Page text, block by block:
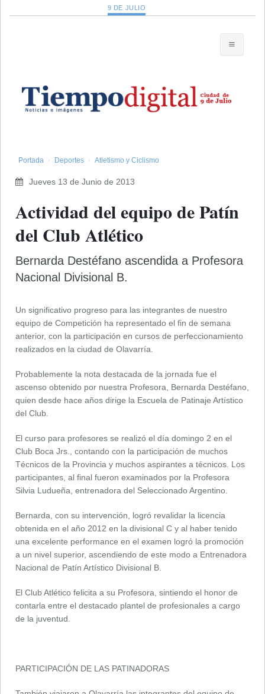
9 DE JULIO
Portada Deportes Atletismo y Ciclismo
Jueves 13 de Junio de 2013
Actividad del equipo de Patín
del Club Atlético
Bernarda Destéfano ascendida a Profesora
Nacional Divisional B.
Un significativo progreso para las integrantes de nuestro
equipo de Competición ha representado el fin de semana
anterior, con la participación en cursos de perfeccionamiento
realizados en la ciudad de Olavarría.
Probablemente la nota destacada de la jornada fue el
ascenso obtenido por nuestra Profesora, Bernarda Destéfano,
quien desde hace años dirige la Escuela de Patinaje Artístico
del Club.
El curso para profesores se realizó el día domingo 2 en el
Club Boca Jrs., contando con la participación de muchos
Técnicos de la Provincia y muchos aspirantes a técnicos. Los
participantes, al final fueron examinados por la Profesora
Silvia Ludueña, entrenadora del Seleccionado Argentino.
Bernarda, con su intervención, logró revalidar la licencia
obtenida en el año 2012 en la divisional C y al haber tenido
una excelente performance en el examen logró la promoción
a un nivel superior, ascendiendo de este modo a Entrenadora
Nacional de Patín Artístico Divisional B.
El Club Atlético felicita a su Profesora, sintiendo el honor de
contarla entre el destacado plantel de profesionales a cargo
de la juventud.
PARTICIPACIÓN DE LAS PATINADORAS